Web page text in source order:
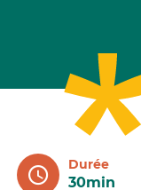
Durée
30min